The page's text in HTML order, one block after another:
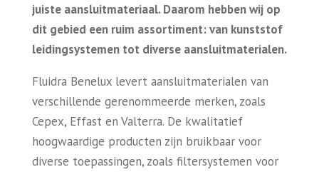
juiste aansluitmateriaal. Daarom hebben wij op
dit gebied een ruim assortiment: van kunststof
leidingsystemen tot diverse aansluitmaterialen.
Fluidra Benelux levert aansluitmaterialen van
verschillende gerenommeerde merken, zoals
Cepex, Effast en Valterra. De kwalitatief
hoogwaardige producten zijn bruikbaar voor
diverse toepassingen, zoals filtersystemen voor